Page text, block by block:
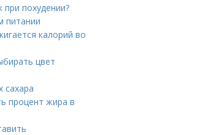
похудении?
питании
калорий во
цвет
сахара
процент жира в